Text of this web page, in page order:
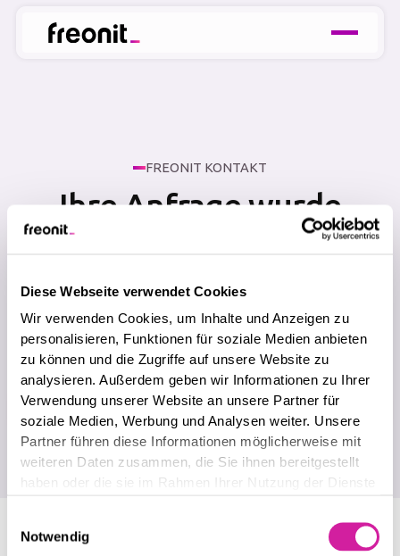
Diese Webseite verwendet Cookies
Wir verwenden Cookies, um Inhalte und Anzeigen zu
personalisieren, Funktionen für soziale Medien anbieten
zu können und die Zugriffe auf unsere Website zu
analysieren. Außerdem geben wir Informationen zu Ihrer
Verwendung unserer Website an unsere Partner für
soziale Medien, Werbung und Analysen weiter. Unsere
Partner führen diese Informationen möglicherweise mit
weiteren Daten zusammen, die Sie ihnen bereitgestellt
haben oder die sie im Rahmen Ihrer Nutzung der Dienste
Notwendig
FREONIT KONTAKT
Ihre Anfrage wurde
erfolgreich versendet!
Vielen Dank für Ihre Kontaktaufnahme mit freonit.
Wir haben Ihre Nachricht erhalten und melden uns
zeitnah, um Ihre IT-Anfrage zu besprechen.
LEISTUNGEN